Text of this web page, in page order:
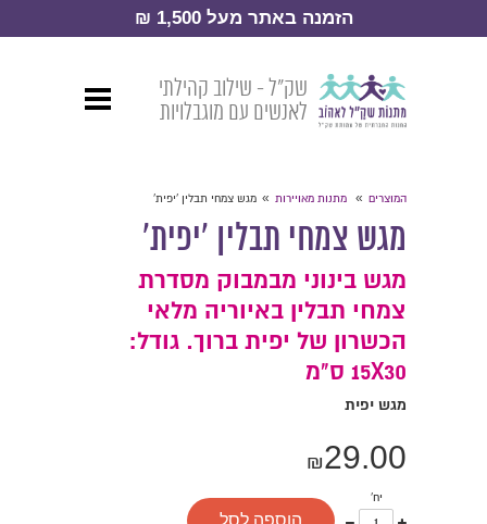
הזמנה באתר מעל 1,500 ₪
שק״ל - שילוב קהילתי
לאנשים עם מוגבלויות
המוצרים » מתנות מאויירות » מגש צמחי תבלין 'יפית'
מגש צמחי תבלין 'יפית'
מגש בינוני מבמבוק מסדרת
צמחי תבלין באיוריה מלאי
הכשרון של יפית ברוך. גודל:
15X30 ס"מ
מגש יפית
₪29.00
יח'
פחות